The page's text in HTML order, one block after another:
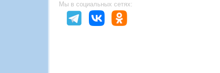
Мы в социальных сетях: